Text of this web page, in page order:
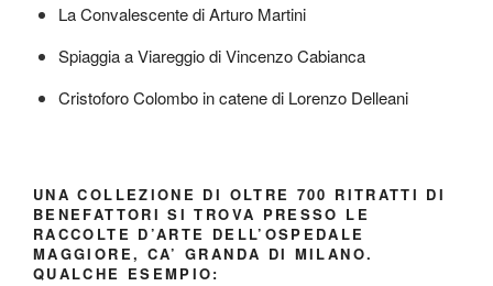
La Convalescente di Arturo Martini
Spiaggia a Viareggio di Vincenzo Cabianca
Cristoforo Colombo in catene di Lorenzo Delleani
UNA COLLEZIONE DI OLTRE 700 RITRATTI DI
BENEFATTORI SI TROVA PRESSO LE
RACCOLTE D’ARTE DELL’OSPEDALE
MAGGIORE, CA’ GRANDA DI MILANO.
QUALCHE ESEMPIO: